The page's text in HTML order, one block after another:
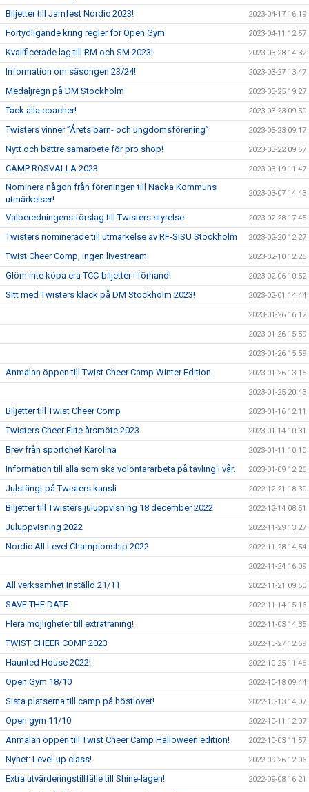
Biljetter till Jamfest Nordic 2023! 2023-04-17 16:19
Förtydligande kring regler för Open Gym 2023-04-11 12:57
Kvalificerade lag till RM och SM 2023! 2023-03-28 14:32
Information om säsongen 23/24! 2023-03-27 13:47
Medaljregn på DM Stockholm 2023-03-25 19:27
Tack alla coacher! 2023-03-23 09:50
Twisters vinner ”Årets barn- och ungdomsförening” 2023-03-23 09:17
Nytt och bättre samarbete för pro shop! 2023-03-22 09:57
CAMP ROSVALLA 2023 2023-03-19 11:47
Nominera någon från föreningen till Nacka Kommuns
utmärkelser!
2023-03-07 14:43
Valberedningens förslag till Twisters styrelse 2023-02-28 17:45
Twisters nominerade till utmärkelse av RF-SISU Stockholm 2023-02-20 12:27
Twist Cheer Comp, ingen livestream 2023-02-10 12:25
Glöm inte köpa era TCC-biljetter i förhand! 2023-02-06 10:52
Sitt med Twisters klack på DM Stockholm 2023! 2023-02-01 14:44
2023-01-26 16:12
2023-01-26 15:59
2023-01-26 15:59
Anmälan öppen till Twist Cheer Camp Winter Edition 2023-01-26 13:15
2023-01-25 20:43
Biljetter till Twist Cheer Comp 2023-01-16 12:11
Twisters Cheer Elite årsmöte 2023 2023-01-14 10:31
Brev från sportchef Karolina 2023-01-11 10:10
Information till alla som ska volontärarbeta på tävling i vår. 2023-01-09 12:26
Julstängt på Twisters kansli 2022-12-21 18:30
Biljetter till Twisters juluppvisning 18 december 2022 2022-12-14 08:51
Juluppvisning 2022 2022-11-29 13:27
Nordic All Level Championship 2022 2022-11-28 14:54
2022-11-24 16:09
All verksamhet inställd 21/11 2022-11-21 09:50
SAVE THE DATE 2022-11-14 15:16
Flera möjligheter till extraträning! 2022-11-03 14:35
TWIST CHEER COMP 2023 2022-10-27 12:59
Haunted House 2022! 2022-10-25 11:46
Open Gym 18/10 2022-10-18 09:44
Sista platserna till camp på höstlovet! 2022-10-13 14:07
Open gym 11/10 2022-10-11 12:07
Anmälan öppen till Twist Cheer Camp Halloween edition! 2022-10-03 11:57
Nyhet: Level-up class! 2022-09-26 12:06
Extra utvärderingstillfälle till Shine-lagen! 2022-09-08 16:21